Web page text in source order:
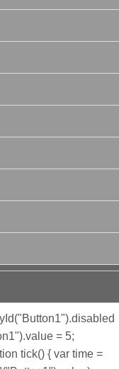
= 5;
tick() { var time =